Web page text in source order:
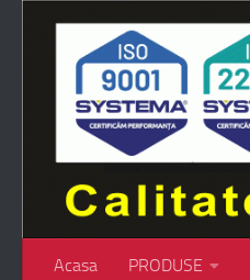
Skip to content
Acasa PRODUSE